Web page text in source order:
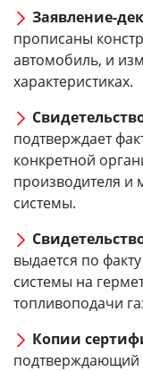
Заявление-
прописаны
автомобиль, и
характеристиках.
подтверждает
конкретной
производителя и
системы.
выдается по
системы на
топливоподачи
Копии
подтверждающий